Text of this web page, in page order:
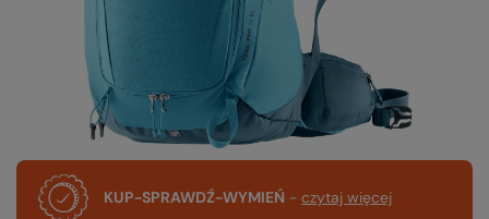
KUP-SPRAWDŹ-WYMIEŃ - czytaj więcej